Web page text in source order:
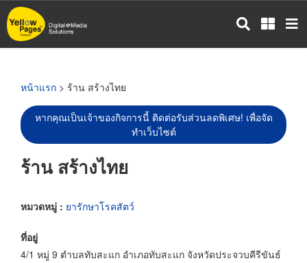
ข้าม
ไป
หน้าแรก > ร้าน สร้างไทย
หากคุณเป็นเจ้าของกิจการนี้ ติดต่อรับส่วนลดพิเศษ! เพื่อจัด
ทำเว็บไซต์
ร้าน สร้างไทย
หมวดหมู่ : ยารักษาโรคสัตว์
ที่อยู่
4/1 หมู่ 9 ตำบลทับสะแก อำเภอทับสะแก จังหวัดประจวบคีรีขันธ์